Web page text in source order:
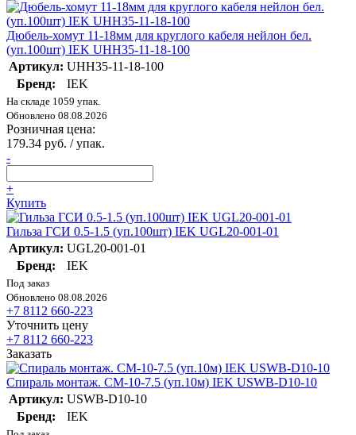
Дюбель-хомут 11-18мм для круглого кабеля нейлон бел.
(уп.100шт) IEK UHH35-11-18-100
Артикул: UHH35-11-18-100
Бренд:
IEK
На складе 1059 упак.
Обновлено 08.08.2026
Розничная цена:
179.34 руб. / упак.
-
+
Купить
Гильза ГСИ 0.5-1.5 (уп.100шт) IEK UGL20-001-01
Артикул: UGL20-001-01
Бренд:
IEK
Под заказ
Обновлено 08.08.2026
+7 8112 660-223
Уточнить цену
+7 8112 660-223
Заказать
Спираль монтаж. СМ-10-7.5 (уп.10м) IEK USWB-D10-10
Артикул: USWB-D10-10
Бренд:
IEK